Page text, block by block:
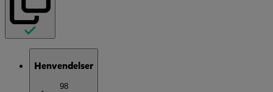
Henvendelser
98